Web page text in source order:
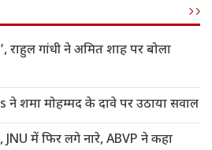
राहुल गांधी ने अमित शाह पर बोला
ने शमा मोहम्मद के दावे पर उठाया सवाल
JNU में फिर लगे नारे, ABVP ने कहा